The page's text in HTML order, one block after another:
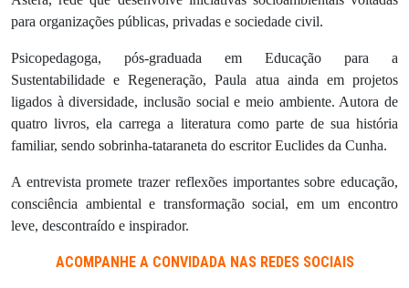
para organizações públicas, privadas e sociedade civil.
Psicopedagoga, pós-graduada em Educação para a
Sustentabilidade e Regeneração, Paula atua ainda em projetos
ligados à diversidade, inclusão social e meio ambiente. Autora de
quatro livros, ela carrega a literatura como parte de sua história
familiar, sendo sobrinha-tataraneta do escritor Euclides da Cunha.
A entrevista promete trazer reflexões importantes sobre educação,
consciência ambiental e transformação social, em um encontro
leve, descontraído e inspirador.
ACOMPANHE A CONVIDADA NAS REDES SOCIAIS